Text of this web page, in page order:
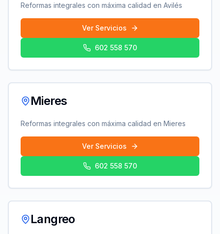
Reformas integrales con máxima calidad en Avilés
Ver Servicios
602 558 570
Mieres
Reformas integrales con máxima calidad en Mieres
Ver Servicios
602 558 570
Langreo